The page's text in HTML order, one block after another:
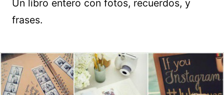
Un libro entero con fotos, recuerdos, y
frases.